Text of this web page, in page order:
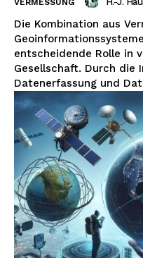
VERMESSUNG
Die Kombination aus
entscheidende Rolle in
Gesellschaft. Durch die
Datenerfassung und